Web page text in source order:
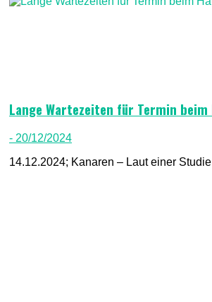
Lange Wartezeiten für Termin beim
- 20/12/2024
14.12.2024; Kanaren – Laut einer